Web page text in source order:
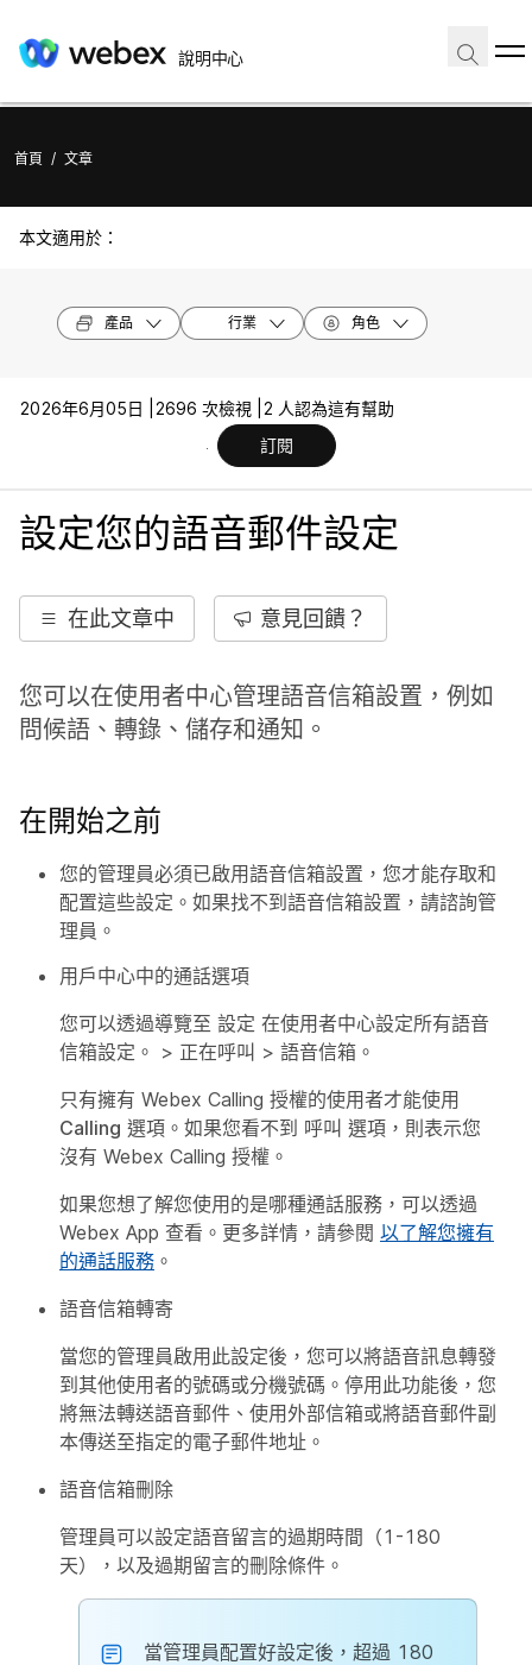
說明中心
首頁 / 文章
本文適用於：
產品 行業 角色
2026年6月05日 | 2696 次檢視 |
2 人認為這有幫助
訂閱
設定您的語音郵件設定
在此文章中 意見回饋？
您可以在使用者中心管理語音信箱設置，例如
問候語、轉錄、儲存和通知。
在開始之前
您的管理員必須已啟用語音信箱設置，您才能存取和
配置這些設定。如果找不到語音信箱設置，請諮詢管
理員。
用戶中心中的通話選項
您可以透過導覽至 設定 在使用者中心設定所有語音
信箱設定。 > 正在呼叫 > 語音信箱 。
只有擁有 Webex Calling 授權的使用者才能使用
Calling 選項。如果您看不到 呼叫 選項，則表示您
沒有 Webex Calling 授權。
如果您想了解您使用的是哪種通話服務，可以透過
Webex App 查看。更多詳情，請參閱 以了解您擁有
的通話服務 。
語音信箱轉寄
當您的管理員啟用此設定後，您可以將語音訊息轉發
到其他使用者的號碼或分機號碼。停用此功能後，您
將無法轉送語音郵件、使用外部信箱或將語音郵件副
本傳送至指定的電子郵件地址。
語音信箱刪除
管理員可以設定語音留言的過期時間（1-180
天），以及過期留言的刪除條件。
當管理員配置好設定後，超過 180